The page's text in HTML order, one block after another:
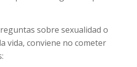
sobre sexualidad o
vida, conviene no cometer